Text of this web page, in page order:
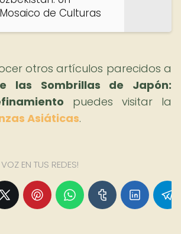
Mosaico de Culturas
otros artículos parecidos a
las Sombrillas de Japón:
puedes visitar la
Asiáticas.
EN TUS REDES!